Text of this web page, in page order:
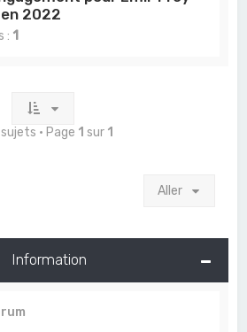
2022
: 1
• Page 1 sur 1
Aller
Information